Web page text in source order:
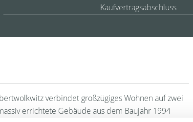
Kaufvertragsabschluss
verbindet großzügiges Wohnen auf zwei
errichtete Gebäude aus dem Baujahr 1994